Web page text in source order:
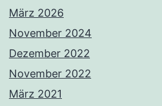
März 2026
November 2024
Dezember 2022
November 2022
März 2021